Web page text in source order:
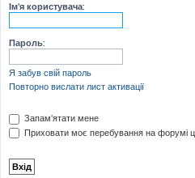
Ім'я користувача:
Пароль:
Я забув свій пароль
Повторно вислати лист активації
Запам'ятати мене
Приховати моє перебування на форумі